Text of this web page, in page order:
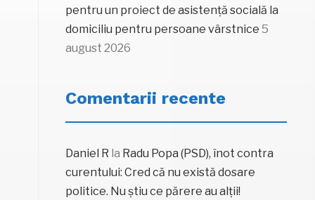
pentru un proiect de asistență socială la
domiciliu pentru persoane vârstnice 5
august 2026
Comentarii recente
Daniel R la Radu Popa (PSD), înot contra
curentului: Cred că nu există dosare
politice. Nu știu ce părere au alții!